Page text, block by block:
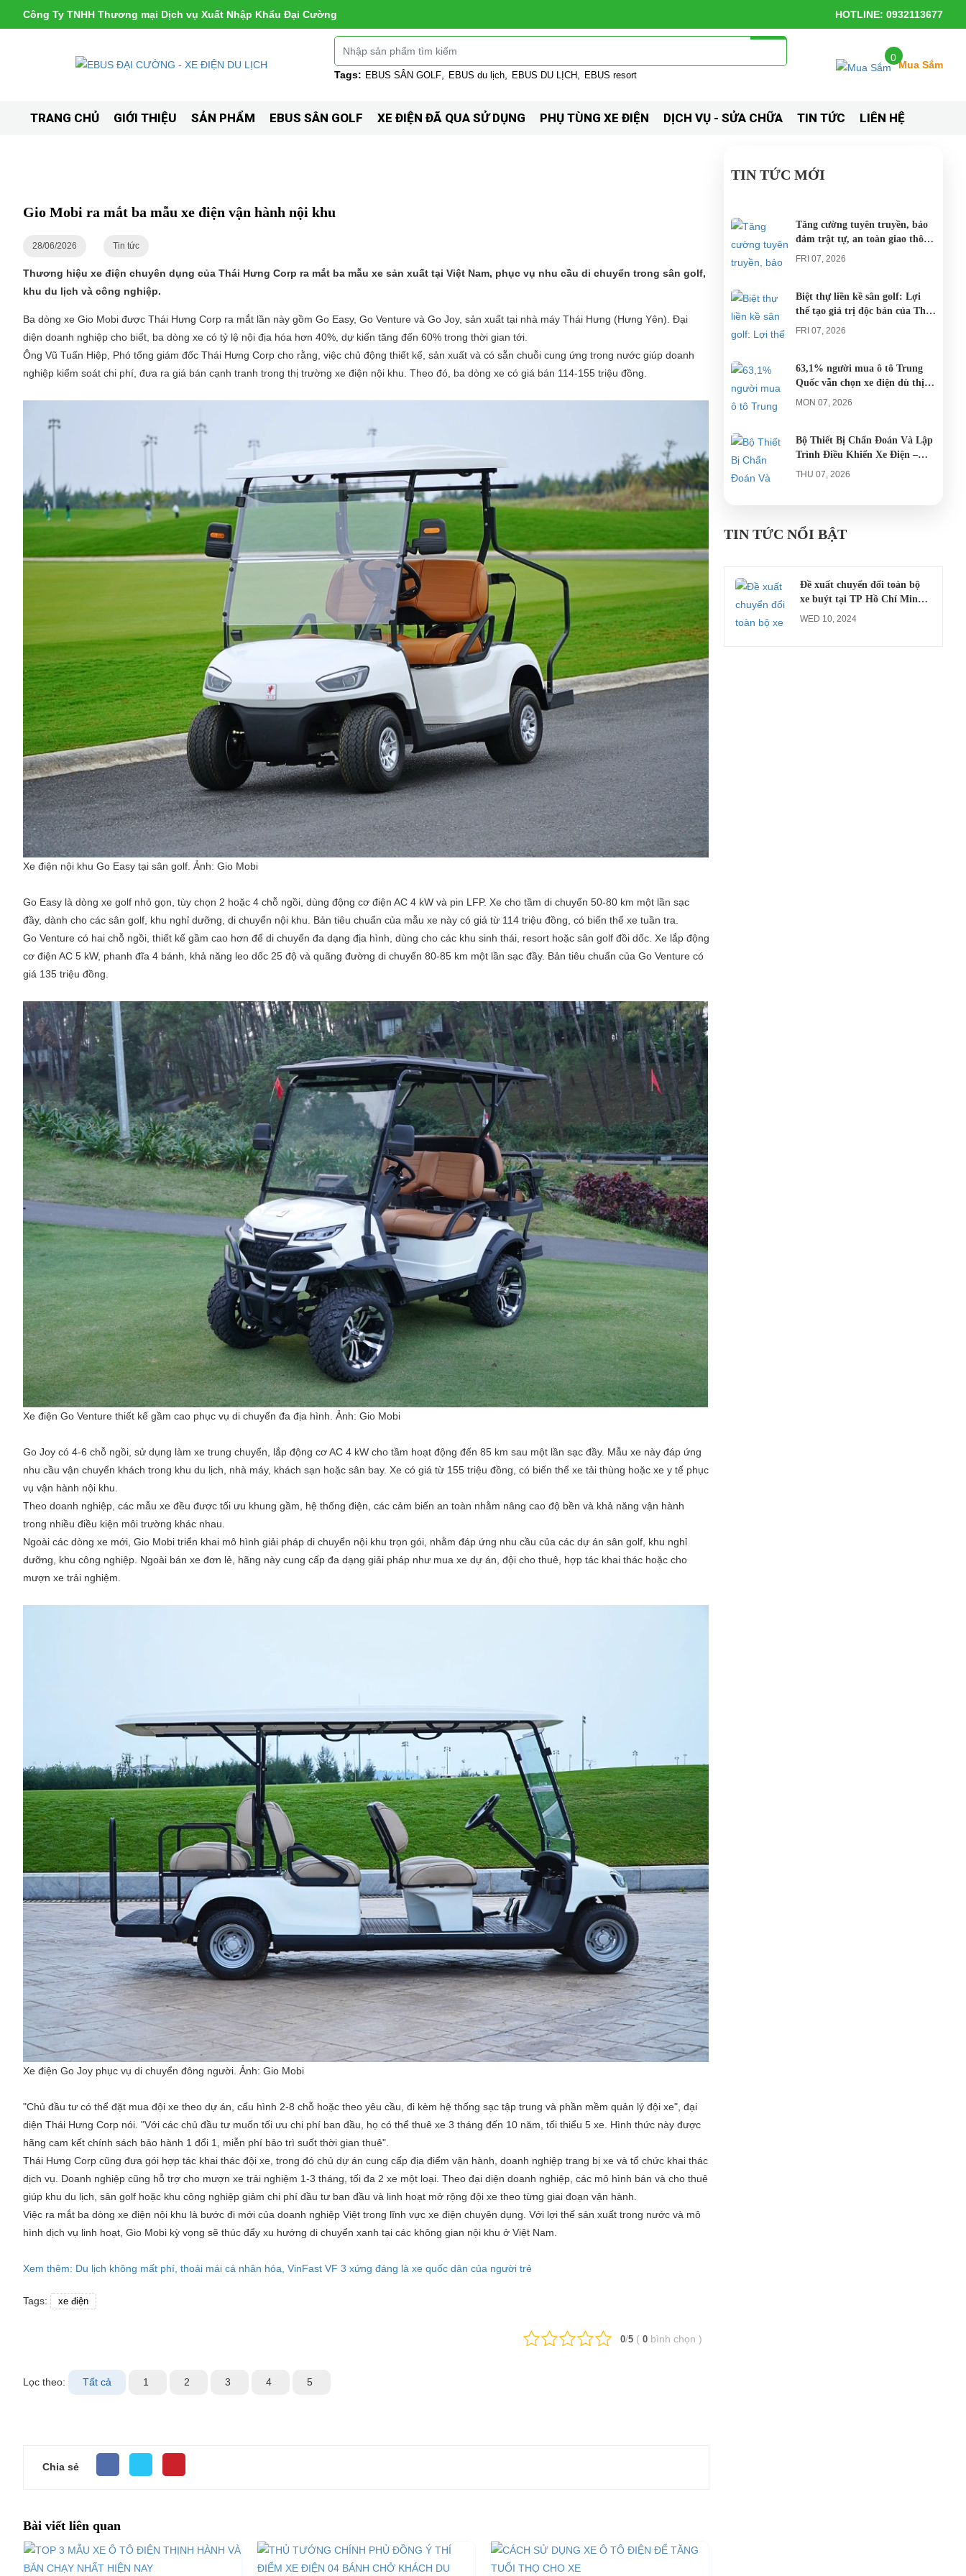
Công Ty TNHH Thương mại Dịch vụ Xuất Nhập Khẩu Đại Cường HOTLINE: 0932113677
Tags: EBUS SÂN GOLF EBUS du lịch EBUS DU LỊCH EBUS resort
0
Mua Sắm
TRANG CHỦ GIỚI THIỆU SẢN PHẨM EBUS SÂN GOLF XE ĐIỆN ĐÃ QUA SỬ DỤNG PHỤ TÙNG XE ĐIỆN DỊCH VỤ - SỬA CHỮA TIN TỨC LIÊN HỆ
Gio Mobi ra mắt ba mẫu xe điện vận hành nội khu
28/06/2026 Tin tức
Thương hiệu xe điện chuyên dụng của Thái Hưng Corp ra mắt ba mẫu xe sản xuất tại Việt Nam, phục vụ nhu cầu di chuyển trong sân golf,
khu du lịch và công nghiệp.
Ba dòng xe Gio Mobi được Thái Hưng Corp ra mắt lần này gồm Go Easy, Go Venture và Go Joy, sản xuất tại nhà máy Thái Hưng (Hưng Yên). Đại
diện doanh nghiệp cho biết, ba dòng xe có tỷ lệ nội địa hóa hơn 40%, dự kiến tăng đến 60% trong thời gian tới.
Ông Vũ Tuấn Hiệp, Phó tổng giám đốc Thái Hưng Corp cho rằng, việc chủ động thiết kế, sản xuất và có sẵn chuỗi cung ứng trong nước giúp doanh
nghiệp kiểm soát chi phí, đưa ra giá bán cạnh tranh trong thị trường xe điện nội khu. Theo đó, ba dòng xe có giá bán 114-155 triệu đồng.
Xe điện nội khu Go Easy tại sân golf. Ảnh: Gio Mobi
Go Easy là dòng xe golf nhỏ gọn, tùy chọn 2 hoặc 4 chỗ ngồi, dùng động cơ điện AC 4 kW và pin LFP. Xe cho tầm di chuyển 50-80 km một lần sạc
đầy, dành cho các sân golf, khu nghỉ dưỡng, di chuyển nội khu. Bản tiêu chuẩn của mẫu xe này có giá từ 114 triệu đồng, có biến thể xe tuần tra.
Go Venture có hai chỗ ngồi, thiết kế gầm cao hơn để di chuyển đa dạng địa hình, dùng cho các khu sinh thái, resort hoặc sân golf đồi dốc. Xe lắp động
cơ điện AC 5 kW, phanh đĩa 4 bánh, khả năng leo dốc 25 độ và quãng đường di chuyển 80-85 km một lần sạc đầy. Bản tiêu chuẩn của Go Venture có
giá 135 triệu đồng.
Xe điện Go Venture thiết kế gầm cao phục vụ di chuyển đa địa hình. Ảnh: Gio Mobi
Go Joy có 4-6 chỗ ngồi, sử dụng làm xe trung chuyển, lắp động cơ AC 4 kW cho tầm hoạt động đến 85 km sau một lần sạc đầy. Mẫu xe này đáp ứng
nhu cầu vận chuyển khách trong khu du lịch, nhà máy, khách sạn hoặc sân bay. Xe có giá từ 155 triệu đồng, có biến thể xe tải thùng hoặc xe y tế phục
vụ vận hành nội khu.
Theo doanh nghiệp, các mẫu xe đều được tối ưu khung gầm, hệ thống điện, các cảm biến an toàn nhằm nâng cao độ bền và khả năng vận hành
trong nhiều điều kiện môi trường khác nhau.
Ngoài các dòng xe mới, Gio Mobi triển khai mô hình giải pháp di chuyển nội khu trọn gói, nhằm đáp ứng nhu cầu của các dự án sân golf, khu nghỉ
dưỡng, khu công nghiệp. Ngoài bán xe đơn lẻ, hãng này cung cấp đa dạng giải pháp như mua xe dự án, đội cho thuê, hợp tác khai thác hoặc cho
mượn xe trải nghiệm.
Xe điện Go Joy phục vụ di chuyển đông người. Ảnh: Gio Mobi
"Chủ đầu tư có thể đặt mua đội xe theo dự án, cấu hình 2-8 chỗ hoặc theo yêu cầu, đi kèm hệ thống sạc tập trung và phần mềm quản lý đội xe", đại
diện Thái Hưng Corp nói. "Với các chủ đầu tư muốn tối ưu chi phí ban đầu, họ có thể thuê xe 3 tháng đến 10 năm, tối thiểu 5 xe. Hình thức này được
hãng cam kết chính sách bảo hành 1 đổi 1, miễn phí bảo trì suốt thời gian thuê".
Thái Hưng Corp cũng đưa gói hợp tác khai thác đội xe, trong đó chủ dự án cung cấp địa điểm vận hành, doanh nghiệp trang bị xe và tổ chức khai thác
dịch vụ. Doanh nghiệp cũng hỗ trợ cho mượn xe trải nghiệm 1-3 tháng, tối đa 2 xe một loại. Theo đại diện doanh nghiệp, các mô hình bán và cho thuê
giúp khu du lịch, sân golf hoặc khu công nghiệp giảm chi phí đầu tư ban đầu và linh hoạt mở rộng đội xe theo từng giai đoạn vận hành.
Việc ra mắt ba dòng xe điện nội khu là bước đi mới của doanh nghiệp Việt trong lĩnh vực xe điện chuyên dụng. Với lợi thế sản xuất trong nước và mô
hình dịch vụ linh hoạt, Gio Mobi kỳ vọng sẽ thúc đẩy xu hướng di chuyển xanh tại các không gian nội khu ở Việt Nam.
Xem thêm: Du lịch không mất phí, thoải mái cá nhân hóa, VinFast VF 3 xứng đáng là xe quốc dân của người trẻ
Tags: xe điện
0/5 ( 0 bình chọn )
Lọc theo: Tất cả 1 2 3 4 5
Chia sẻ
Bài viết liên quan
TIN TỨC MỚI
Tăng cường tuyên truyền, bảo
đảm trật tự, an toàn giao thông
khi thí điểm xe điện 4 bánh
FRI 07, 2026
Biệt thự liền kề sân golf: Lợi
thế tạo giá trị độc bản của The
AGULA Tây Ninh
FRI 07, 2026
63,1% người mua ô tô Trung
Quốc vẫn chọn xe điện dù thị
trường tháng 7 hạ nhiệt
MON 07, 2026
Bộ Thiết Bị Chẩn Đoán Và Lập
Trình Điều Khiển Xe Điện –
Giải Pháp Bảo Trì Chuyên
THU 07, 2026
điện du lịch gây gổ khi đón du
khách ở Quy Nhơn
TIN TỨC NỔI BẬT
Đề xuất chuyển đổi toàn bộ
xe buýt tại TP Hồ Chí Minh
sang xe điện từ năm 2026
WED 10, 2024